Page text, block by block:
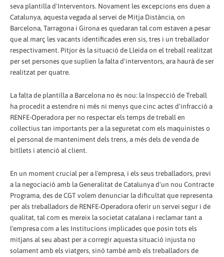
seva plantilla d'Interventors. Novament les excepcions ens duen a
Catalunya, aquesta vegada al servei de Mitja Distància, on
Barcelona, Tarragona i Girona es quedaran tal com estaven a pesar
que al març les vacants identificades eren sis, tres i un treballador
respectivament. Pitjor és la situació de Lleida on el treball realitzat
per set persones que suplien la falta d'interventors, ara haurà de ser
realitzat per quatre.
La falta de plantilla a Barcelona no és nou: la Inspecció de Treball
ha procedit a estendre ni més ni menys que cinc actes d'infracció a
RENFE-Operadora per no respectar els temps de treball en
col·lectius tan importants per a la seguretat com els maquinistes o
el personal de manteniment dels trens, a més dels de venda de
bitllets i atenció al client.
En un moment crucial per a l'empresa, i els seus treballadors, previ
a la negociació amb la Generalitat de Catalunya d'un nou Contracte
Programa, des de CGT volem denunciar la dificultat que representa
per als treballadors de RENFE-Operadora oferir un servei segur i de
qualitat, tal com es mereix la societat catalana i reclamar tant a
l'empresa com a les Institucions implicades que posin tots els
mitjans al seu abast per a corregir aquesta situació injusta no
solament amb els viatgers, sinó també amb els treballadors de